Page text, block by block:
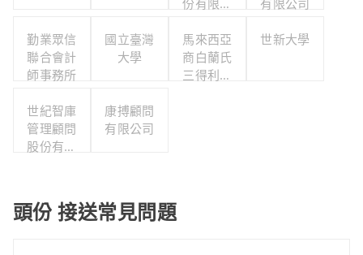
份有限公
有限公司
勤業眾信
聯合會計
師事務所
國立臺灣
大學
馬來西亞
商白蘭氏
三得利股
世新大學
世紀智庫
管理顧問
股份有限
康搏顧問
有限公司
頭份 接送常見問題